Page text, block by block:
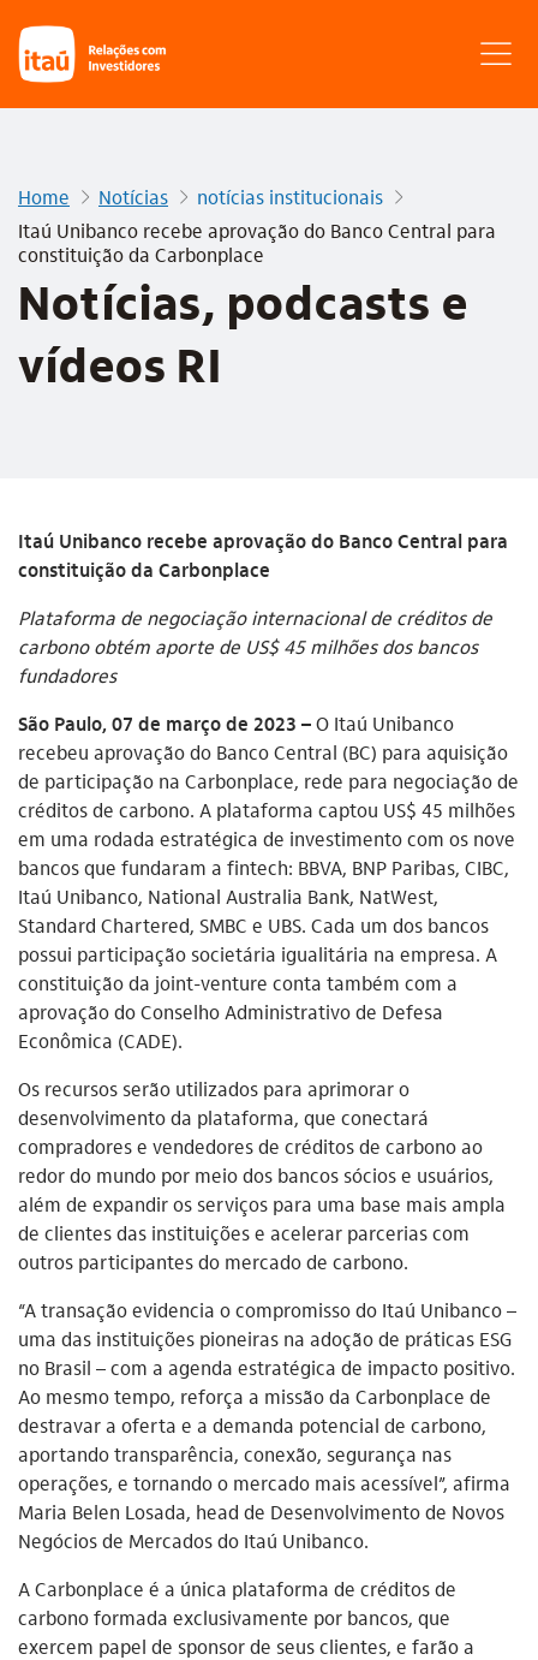
Home Notícias
notícias institucionais
Itaú Unibanco recebe aprovação do Banco Central para
constituição da Carbonplace
Notícias, podcasts e
vídeos RI
Itaú Unibanco recebe aprovação do Banco Central para
constituição da Carbonplace
Plataforma de negociação internacional de créditos de
carbono obtém aporte de US$ 45 milhões dos bancos
fundadores
São Paulo, 07 de março de 2023 –O Itaú Unibanco
recebeu aprovação do Banco Central (BC) para aquisição
de participação na Carbonplace, rede para negociação de
créditos de carbono. A plataforma captou US$ 45 milhões
em uma rodada estratégica de investimento com os nove
bancos que fundaram a fintech: BBVA, BNP Paribas, CIBC,
Itaú Unibanco, National Australia Bank, NatWest,
Standard Chartered, SMBC e UBS. Cada um dos bancos
possui participação societária igualitária na empresa. A
constituição da joint-venture conta também com a
aprovação do Conselho Administrativo de Defesa
Econômica (CADE).
Os recursos serão utilizados para aprimorar o
desenvolvimento da plataforma, que conectará
compradores e vendedores de créditos de carbono ao
redor do mundo por meio dos bancos sócios e usuários,
além de expandir os serviços para uma base mais ampla
de clientes das instituições e acelerar parcerias com
outros participantes do mercado de carbono.
“A transação evidencia o compromisso do Itaú Unibanco –
uma das instituições pioneiras na adoção de práticas ESG
no Brasil – com a agenda estratégica de impacto positivo.
Ao mesmo tempo, reforça a missão da Carbonplace de
destravar a oferta e a demanda potencial de carbono,
aportando transparência, conexão, segurança nas
operações, e tornando o mercado mais acessível”, afirma
Maria Belen Losada, head de Desenvolvimento de Novos
Negócios de Mercados do Itaú Unibanco.
A Carbonplace é a única plataforma de créditos de
carbono formada exclusivamente por bancos, que
exercem papel de sponsor de seus clientes, e farão a